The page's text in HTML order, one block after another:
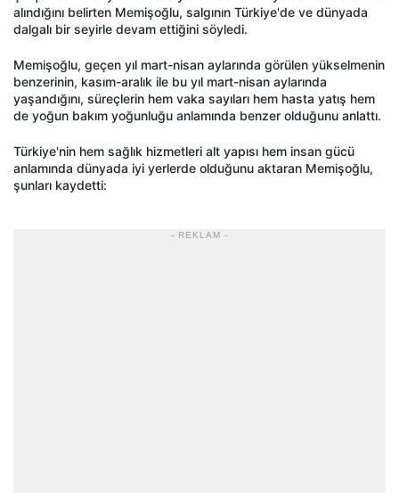
alındığını belirten Memişoğlu, salgının Türkiye'de ve dünyada
dalgalı bir seyirle devam ettiğini söyledi.
Memişoğlu, geçen yıl mart-nisan aylarında görülen yükselmenin
benzerinin, kasım-aralık ile bu yıl mart-nisan aylarında
yaşandığını, süreçlerin hem vaka sayıları hem hasta yatış hem
de yoğun bakım yoğunluğu anlamında benzer olduğunu anlattı.
Türkiye'nin hem sağlık hizmetleri alt yapısı hem insan gücü
anlamında dünyada iyi yerlerde olduğunu aktaran Memişoğlu,
şunları kaydetti:
- REKLAM -